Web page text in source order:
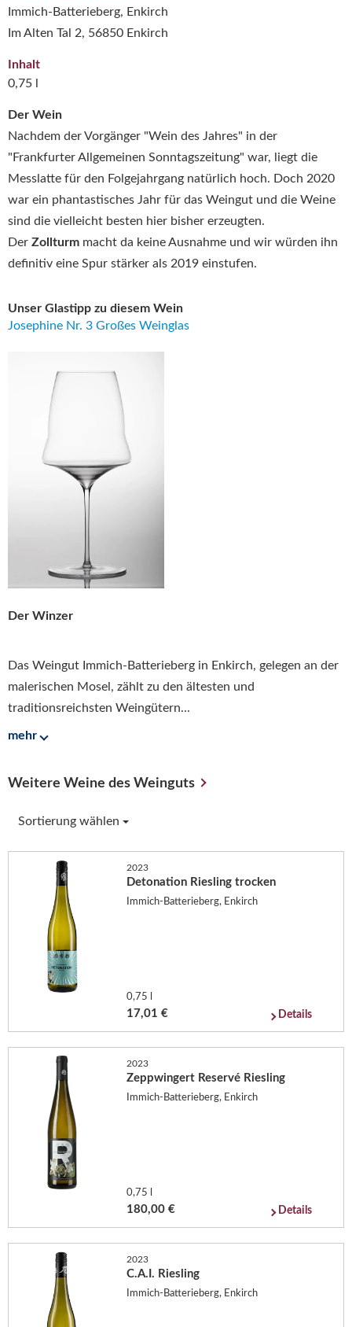
Der Wein
Nachdem der Vorgänger "Wein des Jahres" in der
"Frankfurter Allgemeinen Sonntagszeitung" war, liegt die
Messlatte für den Folgejahrgang natürlich hoch. Doch 2020
war ein phantastisches Jahr für das Weingut und die Weine
sind die vielleicht besten hier bisher erzeugten.
Der Zollturm macht da keine Ausnahme und wir würden ihn
definitiv eine Spur stärker als 2019 einstufen.
Unser Glastipp zu diesem Wein
Josephine Nr. 3 Großes Weinglas
Der Winzer
Das Weingut Immich-Batterieberg in Enkirch, gelegen an der
malerischen Mosel, zählt zu den ältesten und
traditionsreichsten Weingütern...
mehr
Immich-Batterieberg, Enkirch
Im Alten Tal 2, 56850 Enkirch
Inhalt
0,75 l
Weitere Weine des Weinguts
Sortierung wählen
2023
Detonation Riesling trocken
Immich-Batterieberg, Enkirch
0,75 l
17,01 € Details
2023
Zeppwingert Reservé Riesling
Immich-Batterieberg, Enkirch
0,75 l
180,00 € Details
2023
C.A.I. Riesling
Immich-Batterieberg, Enkirch